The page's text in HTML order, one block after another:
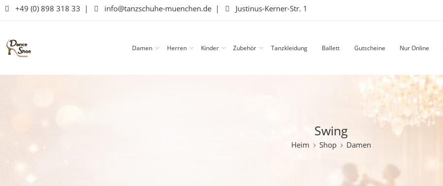
+49 (0) 898 318 33 | info@tanzschuhe-muenchen.de | Justinus-Kerner-Str. 1
Damen Herren Kinder Zubehör Tanzkleidung Ballett Gutscheine Nur Online
Swing
Heim Shop Damen